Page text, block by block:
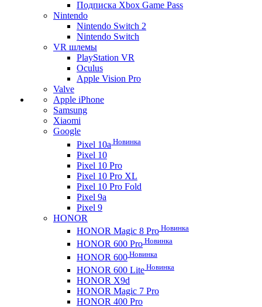
Подписка Xbox Game Pass
Nintendo
Nintendo Switch 2
Nintendo Switch
VR шлемы
PlayStation VR
Oculus
Apple Vision Pro
Valve
Apple iPhone
Samsung
Xiaomi
Google
Pixel 10a Новинка
Pixel 10
Pixel 10 Pro
Pixel 10 Pro XL
Pixel 10 Pro Fold
Pixel 9a
Pixel 9
HONOR
HONOR Magic 8 Pro Новинка
HONOR 600 Pro Новинка
HONOR 600 Новинка
HONOR 600 Lite Новинка
HONOR X9d
HONOR Magic 7 Pro
HONOR 400 Pro